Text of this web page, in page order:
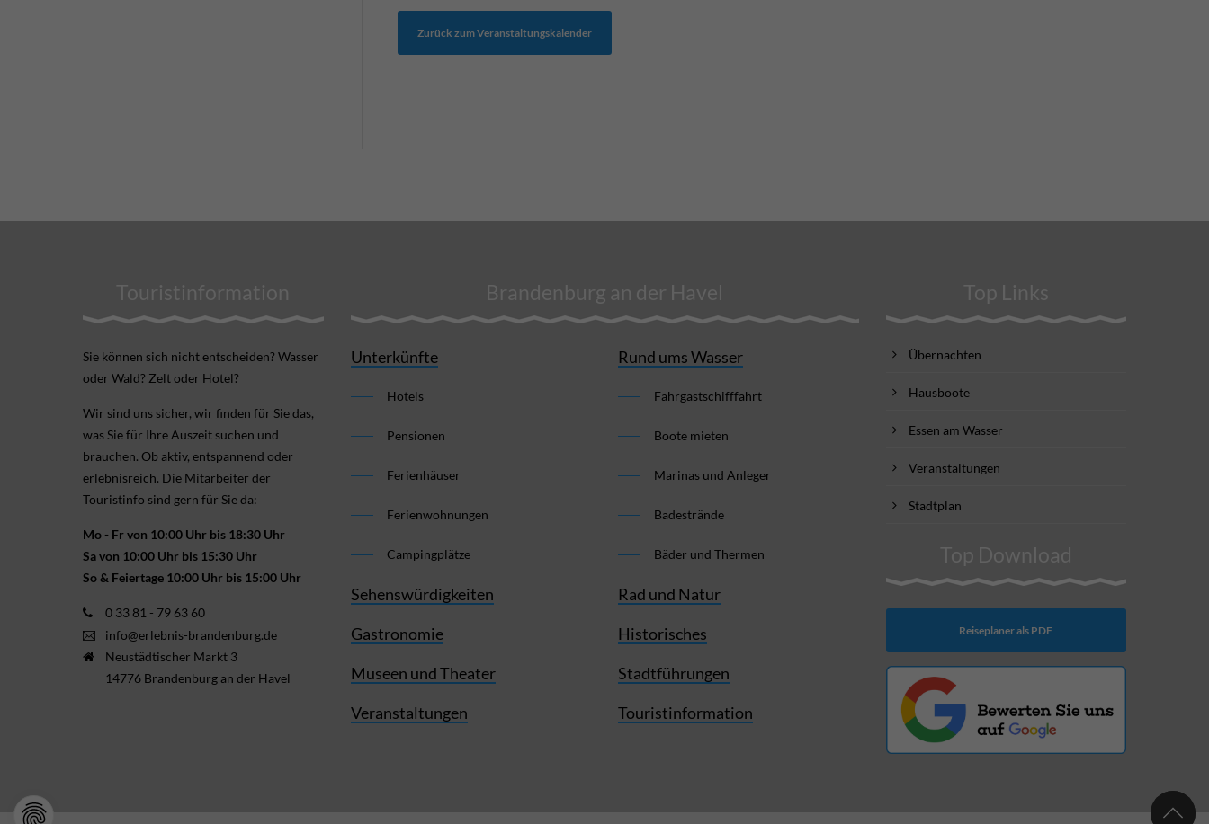
Zurück zum Veranstaltungskalender
Touristinformation
Sie können sich nicht ent­scheiden? Wasser
oder Wald? Zelt oder Hotel?
Wir sind uns sicher, wir finden für Sie das,
was Sie für Ihre Aus­zeit suchen und
brauchen. Ob aktiv, ent­spannend oder
erlebnis­reich. Die Mitarbeiter der
Touristinfo sind gern für Sie da:
Mo - Fr von 10:00 Uhr bis 18:30 Uhr
Sa von 10:00 Uhr bis 15:30 Uhr
So & Feiertage 10:00 Uhr bis 15:00 Uhr
0 33 81 - 79 63 60
info@erlebnis-brandenburg.de
Neustädtischer Markt 3
14776 Brandenburg an der Havel
Brandenburg an der Havel
Unterkünfte
Hotels
Pensionen
Ferienhäuser
Ferienwohnungen
Campingplätze
Sehenswürdigkeiten
Gastronomie
Museen und Theater
Veranstaltungen
Rund ums Wasser
Fahrgastschifffahrt
Boote mieten
Marinas und Anleger
Badestrände
Bäder und Thermen
Rad und Natur
Historisches
Stadtführungen
Touristinformation
Top Links
Übernachten
Hausboote
Essen am Wasser
Veranstaltungen
Stadtplan
Top Download
Reiseplaner als PDF